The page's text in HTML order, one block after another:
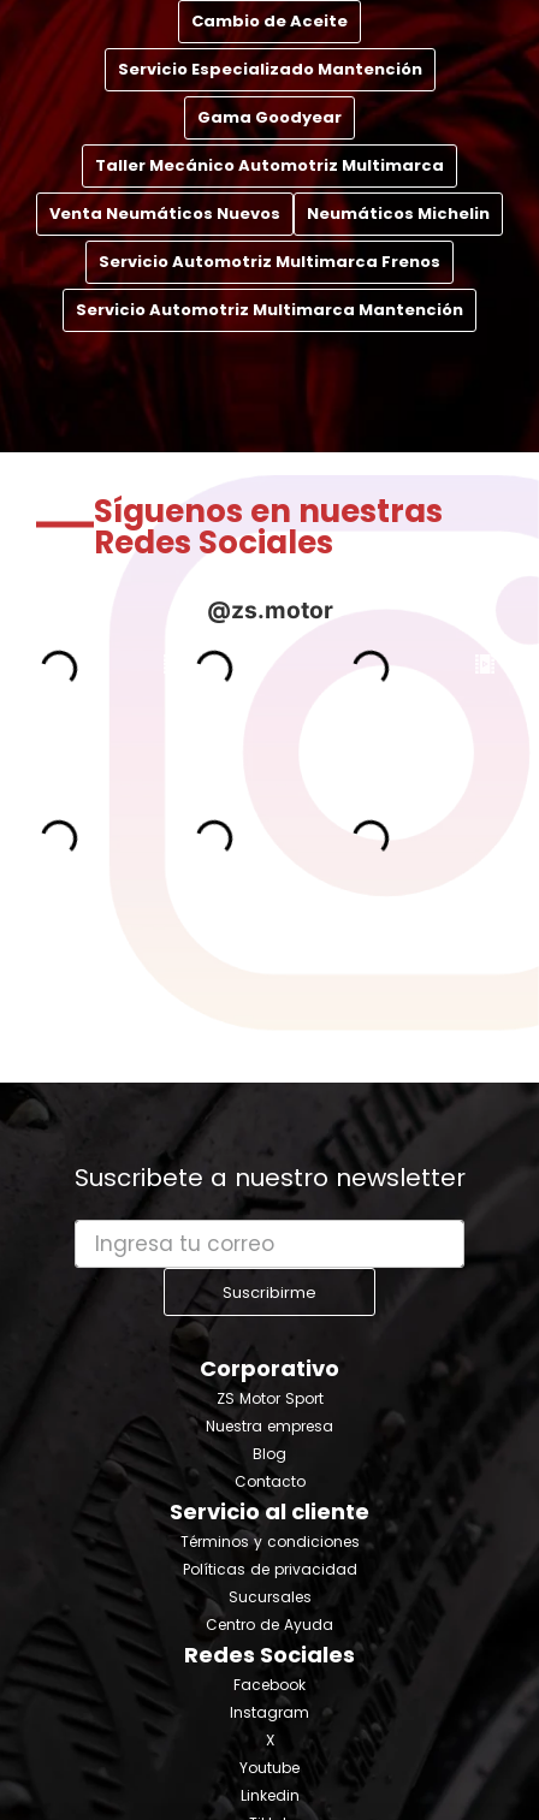
Cambio de Aceite
Servicio Especializado Mantención
Gama Goodyear
Taller Mecánico Automotriz Multimarca
Venta Neumáticos Nuevos Neumáticos Michelin
Servicio Automotriz Multimarca Frenos
Servicio Automotriz Multimarca Mantención
Síguenos en nuestras
Redes Sociales
Suscribete a nuestro newsletter
Suscribirme
Corporativo
ZS Motor Sport
Nuestra empresa
Blog
Contacto
Servicio al cliente
Términos y condiciones
Políticas de privacidad
Sucursales
Centro de Ayuda
Redes Sociales
Facebook
Instagram
X
Youtube
Linkedin